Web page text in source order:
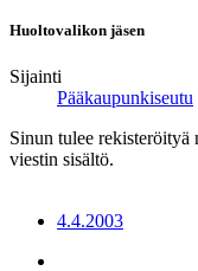
Huoltovalikon jäsen
Sijainti
Pääkaupunkiseutu
Sinun tulee rekisteröityä
viestin sisältö.
4.4.2003